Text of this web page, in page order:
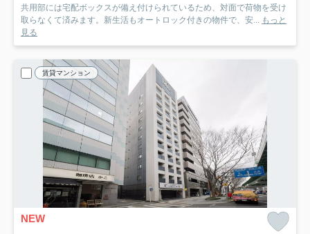
共用部には宅配ボックスが備え付けられているため、対面で荷物を受け
取らなくて済みます。新生活もオートロック付きの物件で、安... もっと
見る
賃貸マンション
NEW